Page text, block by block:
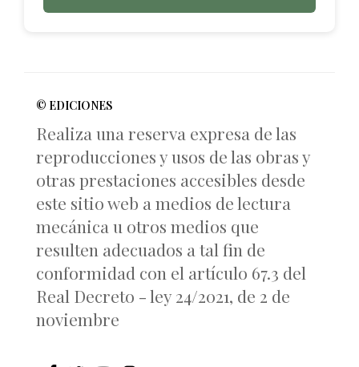
© EDICIONES
Realiza una reserva expresa de las
reproducciones y usos de las obras y
otras prestaciones accesibles desde
este sitio web a medios de lectura
mecánica u otros medios que
resulten adecuados a tal fin de
conformidad con el artículo 67.3 del
Real Decreto - ley 24/2021, de 2 de
noviembre